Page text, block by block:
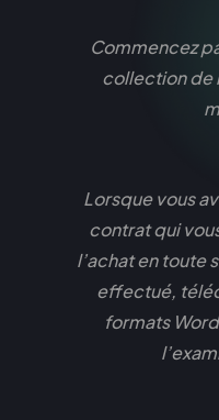
Commencez
collection de
Lorsque vous
contrat qui
l’achat en toute
effectué,
formats